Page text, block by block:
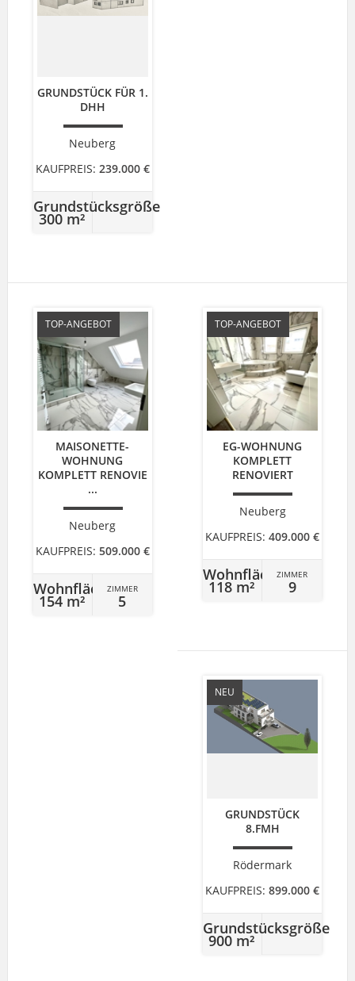
GRUNDSTÜCK FÜR 1.
DHH
Neuberg
KAUFPREIS: 239.000 €
Grundstücksgröße
300 m²
TOP-ANGEBOT
MAISONETTE-
WOHNUNG
KOMPLETT RENOVIE
...
Neuberg
KAUFPREIS: 509.000 €
Wohnfläche
154 m²
ZIMMER
5
TOP-ANGEBOT
EG-WOHNUNG
KOMPLETT
RENOVIERT
Neuberg
KAUFPREIS: 409.000 €
Wohnfläche
118 m²
ZIMMER
9
NEU
GRUNDSTÜCK
8.FMH
Rödermark
KAUFPREIS: 899.000 €
Grundstücksgröße
900 m²